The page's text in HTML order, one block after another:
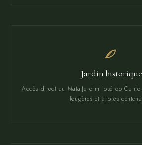
Jardin historique
Accès direct au Mata-Jardim José do
fougères et arbres